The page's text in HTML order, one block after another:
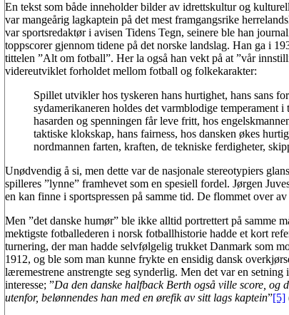
En tekst som både inneholder bilder av idrettskultur og
var mangeårig lagkaptein på det mest framgangsrike
var sportsredaktør i avisen Tidens Tegn, seinere ble han
toppscorer gjennom tidene på det norske landslag. Han ga i
tittelen ”Alt om fotball”. Her la også han vekt på at ”vår
videreutviklet forholdet mellom fotball og folkekarakter:
Spillet utvikler hos tyskeren hans hurtighet, hans sans
sydamerikaneren holdes det varmblodige temperament
hasarden og spenningen får leve fritt, hos
taktiske klokskap, hans fairness, hos dansken økes
nordmannen farten, kraften, de tekniske ferdigheter,
Unødvendig å si, men dette var de nasjonale stereotypiers
spilleres ”lynne” framhevet som en spesiell fordel. Jørgen
en kan finne i sportspressen på samme tid. De flommet over
Men ”det danske humør” ble ikke alltid portrettert på samme
mektigste fotballederen i norsk fotballhistorie hadde et kort
turnering, der man hadde selvfølgelig trukket Danmark som
1912, og ble som man kunne frykte en ensidig dansk
læremestrene anstrengte seg synderlig. Men det var en
interesse; ”Da den danske halfback Berth også ville score, og
utenfor, belønnendes han med en ørefik av sitt lags kaptein”[5]